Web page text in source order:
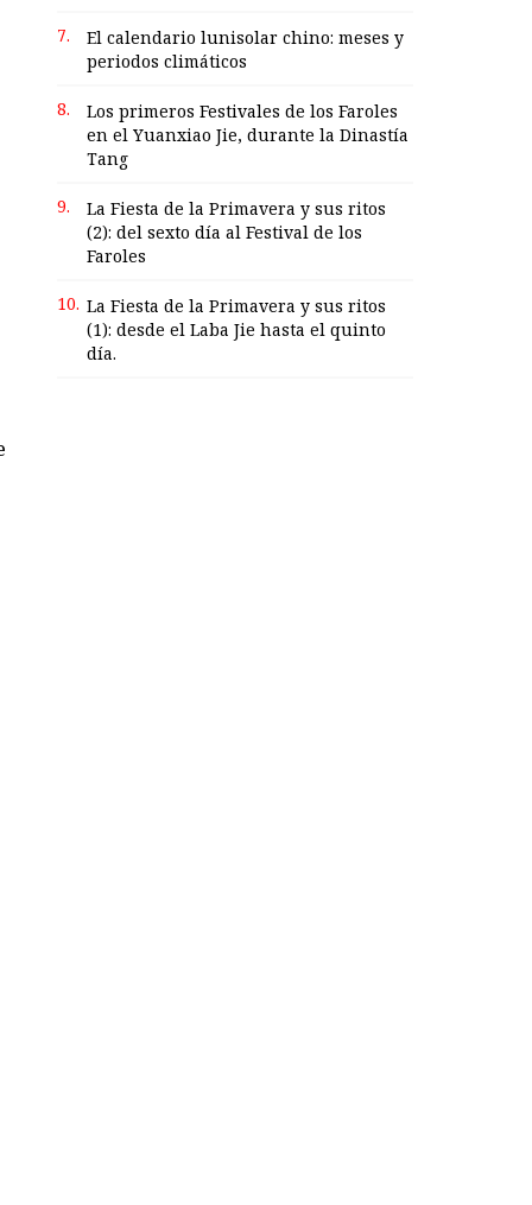
7.
El calendario lunisolar chino: meses y
periodos climáticos
8.
Los primeros Festivales de los Faroles
en el Yuanxiao Jie, durante la Dinastía
Tang
9.
La Fiesta de la Primavera y sus ritos
(2): del sexto día al Festival de los
Faroles
10. La Fiesta de la Primavera y sus ritos
(1): desde el Laba Jie hasta el quinto
día.